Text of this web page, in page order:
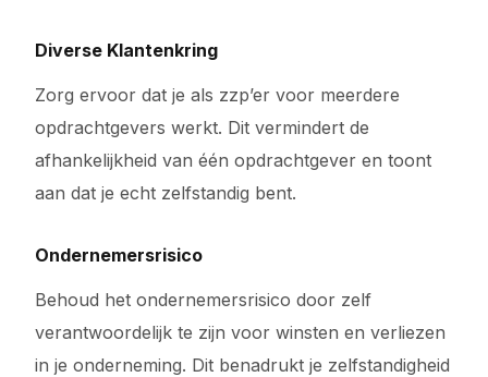
Diverse Klantenkring
Zorg ervoor dat je als zzp’er voor meerdere
opdrachtgevers werkt. Dit vermindert de
afhankelijkheid van één opdrachtgever en toont
aan dat je echt zelfstandig bent.
Ondernemersrisico
Behoud het ondernemersrisico door zelf
verantwoordelijk te zijn voor winsten en verliezen
in je onderneming. Dit benadrukt je zelfstandigheid